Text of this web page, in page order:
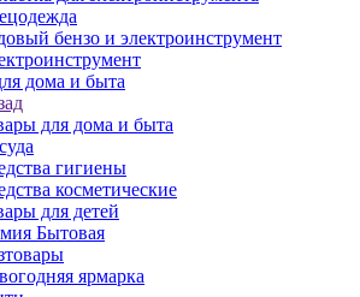
бензо и электроинструмент
дома и быта
для дома и быта
гигиены
косметические
для детей
Бытовая
ярмарка